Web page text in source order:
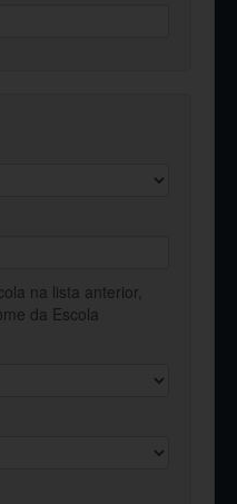
na lista anterior,
da Escola